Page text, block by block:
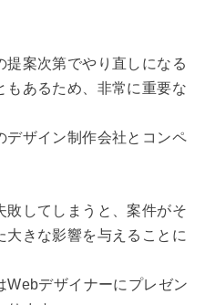
案次第でやり直しになる
もあるため、非常に重要な
デザイン制作会社とコンペ
敗してしまうと、案件がそ
大きな影響を与えることに
Webデザイナーにプレゼン